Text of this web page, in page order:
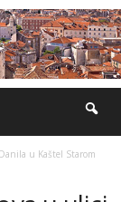
u Kaštel Starom